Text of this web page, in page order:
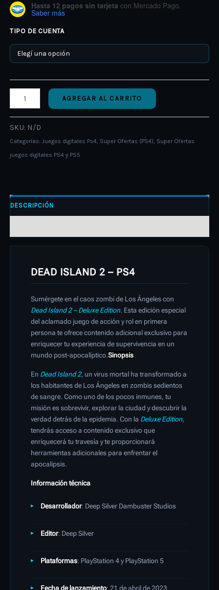
Hasta 12 pagos sin tarjeta con Mercado Pago.
Saber más
TIPO DE CUENTA
AGREGAR AL CARRITO
SKU: N/D
Categorías: Juegos digitales Ps4, Super Ofertas (PS4), Super Ofertas
juegos digitales PS4 y PS5
DESCRIPCIÓN
DEAD ISLAND 2 – PS4
Sumérgete en el caos zombi de Los Ángeles con
Dead Island 2 – Deluxe Edition. Esta edición especial
del aclamado juego de acción y rol en primera
persona te ofrece contenido adicional exclusivo para
enriquecer tu experiencia de supervivencia en un
mundo post-apocalíptico.Sinopsis
En Dead Island 2, un virus mortal ha transformado a
los habitantes de Los Ángeles en zombis sedientos
de sangre. Como uno de los pocos inmunes, tu
misión es sobrevivir, explorar la ciudad y descubrir la
verdad detrás de la epidemia. Con la Deluxe Edition,
tendrás acceso a contenido exclusivo que
enriquecerá tu travesía y te proporcionará
herramientas adicionales para enfrentar el
apocalipsis.
Información técnica
Desarrollador: Deep Silver Dambuster Studios
Editor: Deep Silver
Plataformas: PlayStation 4 y PlayStation 5
Fecha de lanzamiento: 21 de abril de 2023